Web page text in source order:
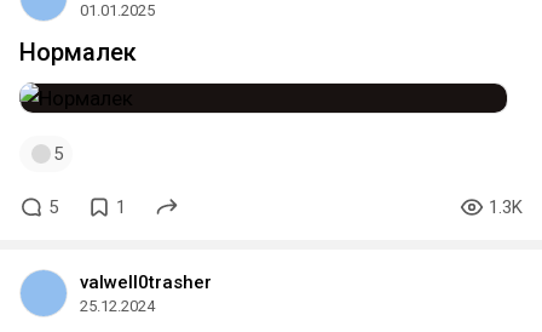
01.01.2025
Нормалек
5
5 1 1.3K
valwell0trasher
25.12.2024